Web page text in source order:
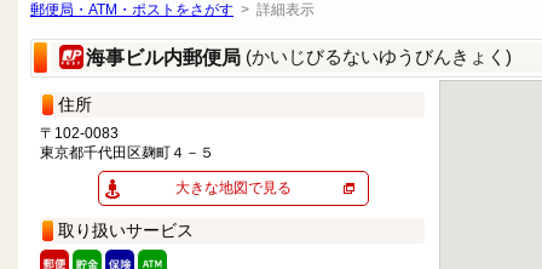
郵便局・ATM・ポストをさがす > 詳細表示
海事ビル内郵便局 (かいじびるないゆうびんきょく)
住所
〒102-0083
東京都千代田区麹町４－５
大きな地図で見る
取り扱いサービス